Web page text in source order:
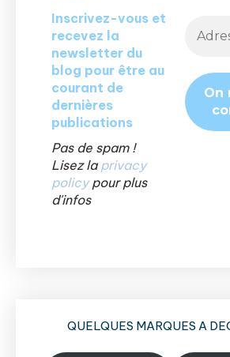
Inscrivez-vous et
recevez la
newsletter du
blog pour être au
courant de
dernières
publications
Pas de spam !
Lisez la privacy
policypour plus
d'infos
QUELQUES MARQUES A